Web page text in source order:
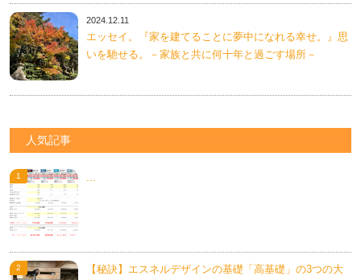
2024.12.11
エッセイ。『家を建てることに夢中になれる幸せ。』思
いを馳せる。－家族と共に何十年と過ごす場所－
人気記事
...
【秘訣】エスネルデザインの基礎「高基礎」の3つの大